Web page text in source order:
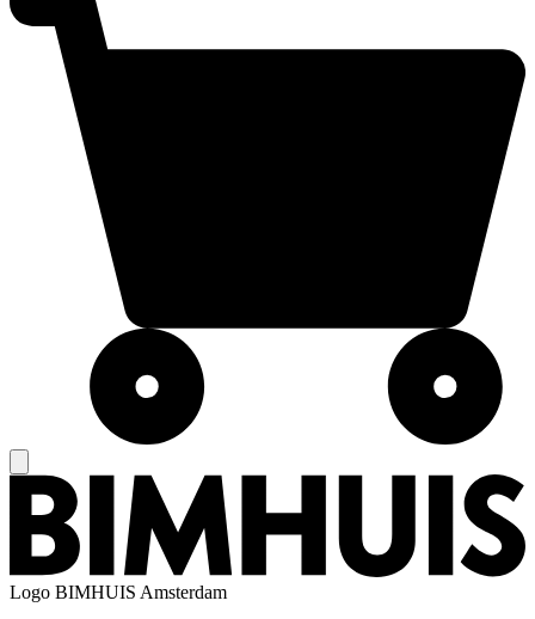
Logo BIMHUIS Amsterdam